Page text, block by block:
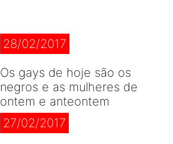
28/02/2017
Os gays de hoje são os
negros e as mulheres de
ontem e anteontem
27/02/2017